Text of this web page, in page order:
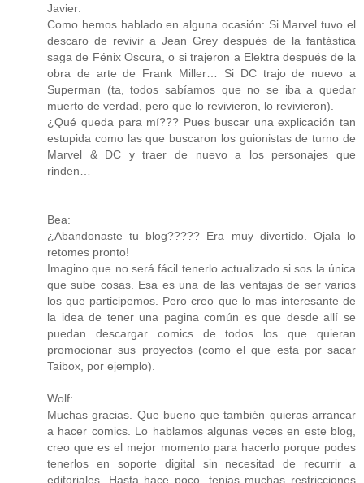
Javier:
Como hemos hablado en alguna ocasión: Si Marvel tuvo el
descaro de revivir a Jean Grey después de la fantástica
saga de Fénix Oscura, o si trajeron a Elektra después de la
obra de arte de Frank Miller… Si DC trajo de nuevo a
Superman (ta, todos sabíamos que no se iba a quedar
muerto de verdad, pero que lo revivieron, lo revivieron).
¿Qué queda para mí??? Pues buscar una explicación tan
estupida como las que buscaron los guionistas de turno de
Marvel & DC y traer de nuevo a los personajes que
rinden…
Bea:
¿Abandonaste tu blog????? Era muy divertido. Ojala lo
retomes pronto!
Imagino que no será fácil tenerlo actualizado si sos la única
que sube cosas. Esa es una de las ventajas de ser varios
los que participemos. Pero creo que lo mas interesante de
la idea de tener una pagina común es que desde allí se
puedan descargar comics de todos los que quieran
promocionar sus proyectos (como el que esta por sacar
Taibox, por ejemplo).
Wolf:
Muchas gracias. Que bueno que también quieras arrancar
a hacer comics. Lo hablamos algunas veces en este blog,
creo que es el mejor momento para hacerlo porque podes
tenerlos en soporte digital sin necesitad de recurrir a
editoriales. Hasta hace poco, tenias muchas restricciones